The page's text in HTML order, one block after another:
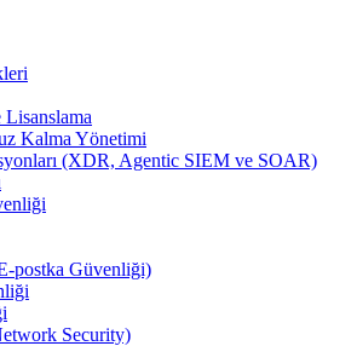
Lisanslama
Kalma Yönetimi
(XDR, Agentic SIEM ve SOAR)
postka Güvenliği)
Security)